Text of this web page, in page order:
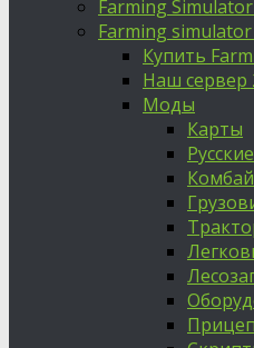
Farming
Farming simulator
Купить
Наш сервер
Моды
Карты